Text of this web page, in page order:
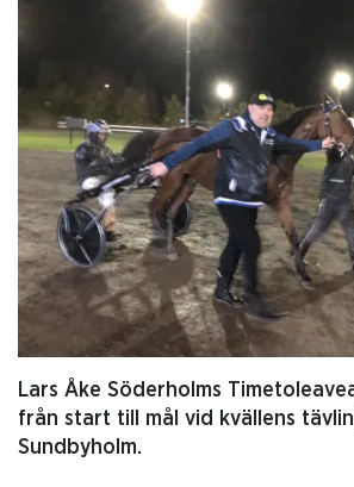
Lars Åke Söderholms
från start till mål vid kvällens
Sundbyholm.